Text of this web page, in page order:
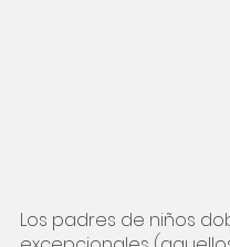
Los padres de niños